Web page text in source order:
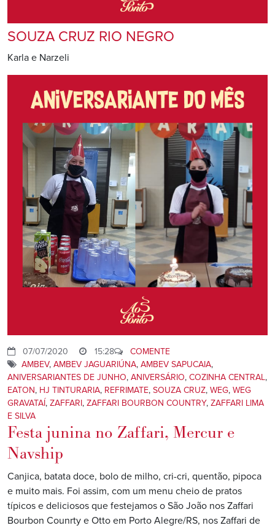
SOUZA CRUZ RIO NEGRO
Karla e Narzeli
07/07/2020 15:28
COMENTE
AMBEV, AMBEV JAGUARIÚNA, AMBEV SAPUCAIA,
ANIVERSARIANTES DE JUNHO, ANIVERSÁRIO, COZINHA CENTRAL,
EATON, HJ TINTURARIA, REFRIMATE, SOUZA CRUZ, WEG, WEG
GRAVATAÍ, ZAFFARI, ZAFFARI BOURBON COUNTRY, ZAFFARI LIMA
E SILVA
Festa junina no Zaffari, Mercur e
Navship
Canjica, batata doce, bolo de milho, cri-cri, quentão, pipoca
e muito mais. Foi assim, com um menu cheio de pratos
típicos e deliciosos que festejamos o São João nos Zaffari
Bourbon Counrty e Otto em Porto Alegre/RS, nos Zaffari de